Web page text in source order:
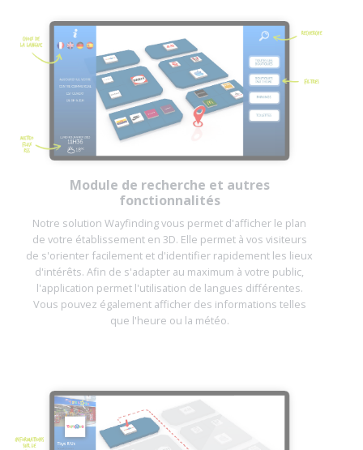
Module de recherche et autres
fonctionnalités
Notre solution Wayfinding vous permet d'afficher le plan
de votre établissement en 3D. Elle permet à vos visiteurs
de s'orienter facilement et d'identifier rapidement les lieux
d'intérêts. Afin de s'adapter au maximum à votre public,
l'application permet l'utilisation de langues différentes.
Vous pouvez également afficher des informations telles
que l'heure ou la météo.